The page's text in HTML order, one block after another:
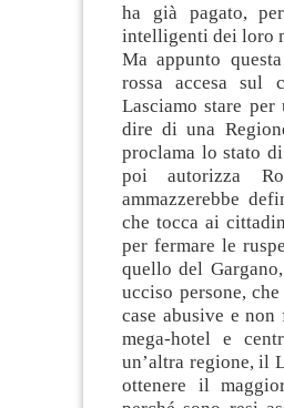
ha già pagato,
intelligenti dei loro
Ma appunto
rossa accesa sul
Lasciamo stare
dire di una
proclama lo stato
poi autorizza
ammazzerebbe
che tocca ai
per fermare le
quello del
ucciso persone,
case abusive e
mega-hotel e
un’altra regione, il
ottenere il